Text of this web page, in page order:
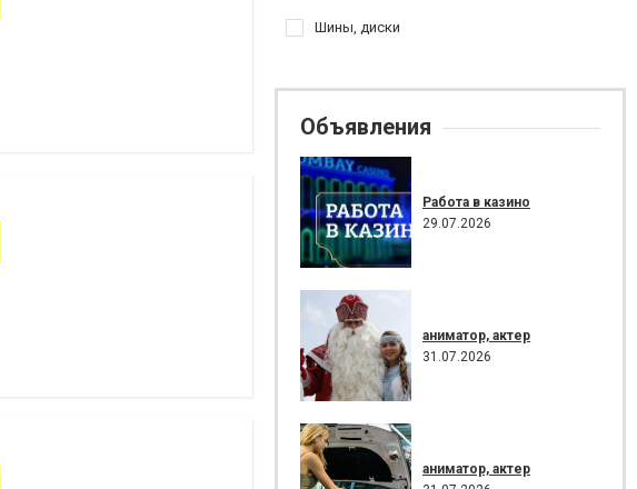
Шины, диски
Объявления
Работа в казино
29.07.2026
аниматор, актер
31.07.2026
аниматор, актер